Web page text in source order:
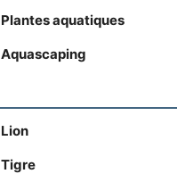
Plantes aquatiques
Aquascaping
Lion
Tigre